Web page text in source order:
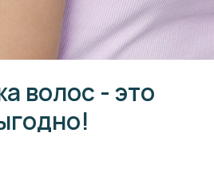
волос - это